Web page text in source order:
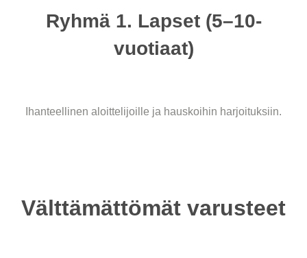
Ryhmä 1. Lapset (5–10-
vuotiaat)
Ihanteellinen aloittelijoille ja hauskoihin harjoituksiin.
Välttämättömät varusteet